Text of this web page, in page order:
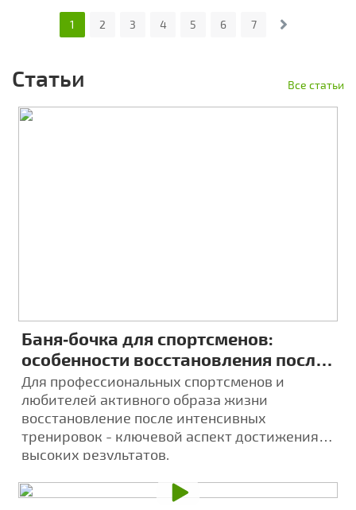
1 2 3 4 5 6 7
Статьи Все статьи
Баня‑бочка для спортсменов:
особенности восстановления после
тренировок
Для профессиональных спортсменов и
любителей активного образа жизни
восстановление после интенсивных
тренировок - ключевой аспект достижения
высоких результатов.